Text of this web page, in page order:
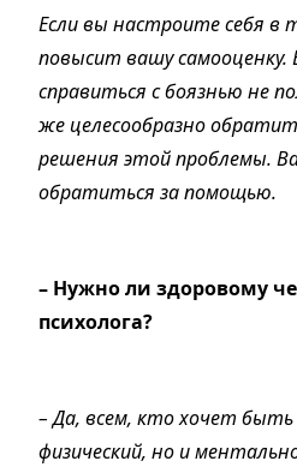
Если вы настроите себя в
повысит вашу самооценку.
справиться с боязнью не
же целесообразно
решения этой проблемы.
обратиться за помощью.
– Нужно ли здоровому
психолога?
– Да, всем, кто хочет
физический, но и